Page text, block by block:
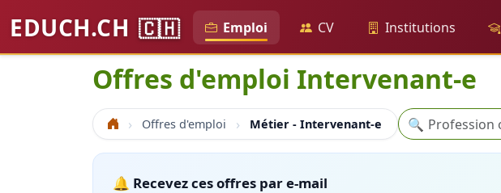
EDUCH.CH 🇨🇭 Emploi CV Institutions
Offres d'emploi Intervenant-e
Accueil Offres d'emploi Métier - Intervenant-e Recherche
🔍
🔔 Recevez ces offres par e-mail